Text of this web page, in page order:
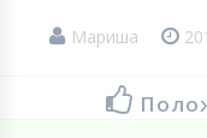
Мариша